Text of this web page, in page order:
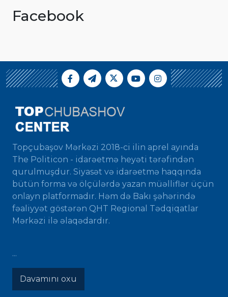
Facebook
Topçubaşov Mərkəzi 2018-ci ilin aprel ayında
The Politicon - idarəetmə heyəti tərəfindən
qurulmuşdur. Siyasət və idarəetmə haqqında
bütün forma və ölçülərdə yazan müəlliflər üçün
onlayn platformadır. Həm də Bakı şəhərində
fəaliyyət göstərən QHT Regional Tədqiqatlar
Mərkəzi ilə əlaqədardır.
...
Davamını oxu